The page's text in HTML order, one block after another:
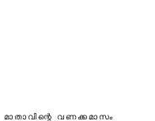
മാതാവിന്റെ വണക്കമാസം